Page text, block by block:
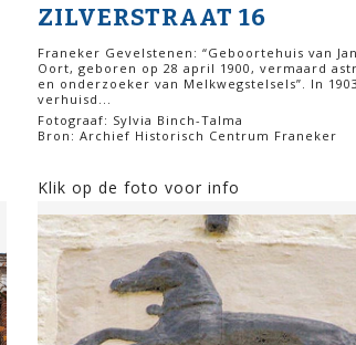
ZILVERSTRAAT 16
Franeker Gevelstenen: “Geboortehuis van
Oort, geboren op 28 april 1900, vermaard
en onderzoeker van Melkwegstelsels”. In 1903
verhuisd...
Fotograaf: Sylvia Binch-Talma
Bron: Archief Historisch Centrum Franeker
Klik op de foto voor info